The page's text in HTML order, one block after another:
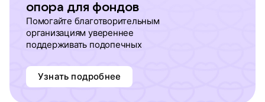
опора для фондов
Помогайте благотворительным
организациям увереннее
поддерживать подопечных
Узнать подробнее